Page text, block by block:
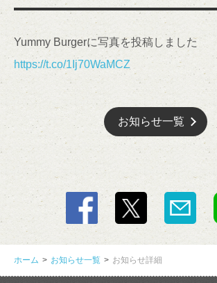
Yummy Burgerに写真を投稿しました
https://t.co/1Ij70WaMCZ
お知らせ一覧
ホーム お知らせ一覧 お知らせ詳細
この店舗情報をシェアする
Yummy Burg | YUMMY BURGER